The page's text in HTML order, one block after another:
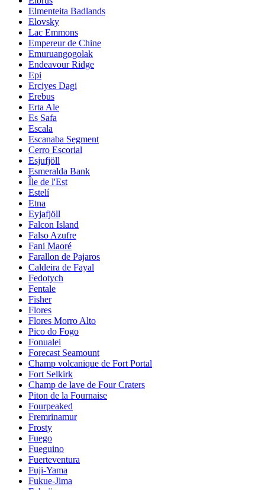
Elmenteita Badlands
Elovsky
Lac Emmons
Empereur de Chine
Emuruangogolak
Endeavour Ridge
Epi
Erciyes Dagi
Erebus
Erta Ale
Es Safa
Escala
Escanaba Segment
Cerro Escorial
Esjufjöll
Esmeralda Bank
Île de l'Est
Estelí
Etna
Eyjafjöll
Falcon Island
Falso Azufre
Fani Maoré
Farallon de Pajaros
Caldeira de Fayal
Fedotych
Fentale
Fisher
Flores
Flores Morro Alto
Pico do Fogo
Fonualei
Forecast Seamount
Champ volcanique de Fort Portal
Fort Selkirk
Champ de lave de Four Craters
Piton de la Fournaise
Fourpeaked
Fremrinamur
Frosty
Fuego
Fueguino
Fuerteventura
Fuji-Yama
Fukue-Jima